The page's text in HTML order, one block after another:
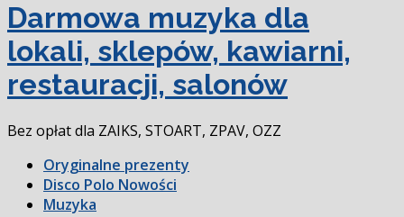
Darmowa muzyka dla
lokali, sklepów, kawiarni,
restauracji, salonów
Bez opłat dla ZAIKS, STOART, ZPAV, OZZ
Oryginalne prezenty
Disco Polo Nowości
Muzyka